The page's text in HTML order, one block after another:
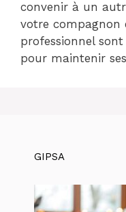
convenir à un
votre compagnon
professionnel
pour maintenir
GIPSA